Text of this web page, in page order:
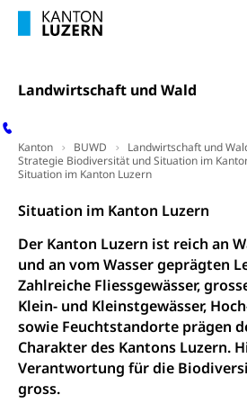
Landwirtschaft und Wald
Kanton BUWD Landwirtschaft und
Strategie Biodiversität und Situation im
Situation im Kanton Luzern
Situation im Kanton Luzern
Der Kanton Luzern ist reich an
und an vom Wasser geprägten
Zahlreiche Fliessgewässer,
Klein- und Kleinstgewässer,
sowie Feuchtstandorte prägen
Charakter des Kantons Luzern.
Verantwortung für die
gross.
Nachdiplomstudium, Zusatzlehre,
Berufsbildung, Berufsmatura nach
Studienberatung, Beratung und
Bildungsgutscheine
Bildung & Berufsabschluss
Fachperson Betreuung
Fachperson
Allgemeinbildung für
Berufsberatung
Berufliche Grundbildung
Lehre, Berufsfachschule,
Berufswahl & Berufsberatung,
Brückenangebote, Zugewanderte
Fachstelle Berufsbildung
Schulen und
Integrationsvorlehre
Fremdsprachen in der
MobiLingua
Hochschule Fachhochschule
Studium, Hochschulstudium,
Campus
Mittelschulen
Gymnasium, Handelsmittelschule,